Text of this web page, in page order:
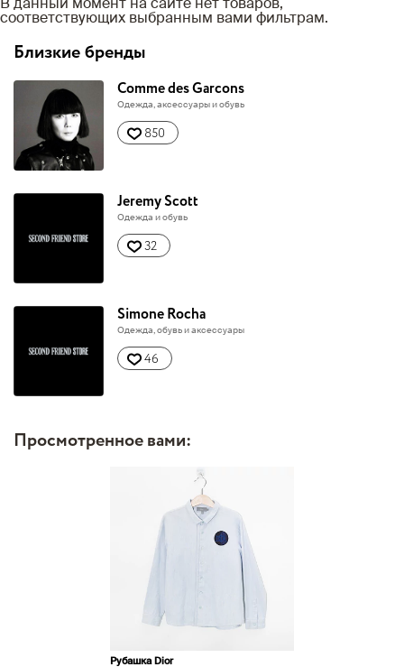
В данный момент на сайте нет товаров,
соответствующих выбранным вами фильтрам.
Близкие бренды
Comme des Garcons
Одежда, аксессуары и обувь
850
Jeremy Scott
Одежда и обувь
32
Simone Rocha
Одежда, обувь и аксессуары
46
Просмотренное вами:
Рубашка Dior